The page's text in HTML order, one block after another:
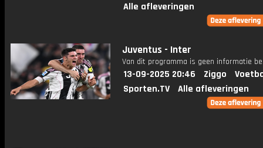
Alle afleveringen
Juventus - Inter
Van dit programma is geen informatie
13-09-2025 20:46 Ziggo
Sporten.TV
Alle afleveringen